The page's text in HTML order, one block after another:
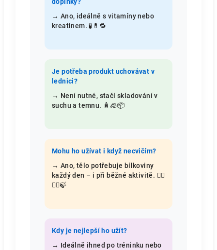
doplňky?
→ Ano, ideálně s vitamíny nebo
kreatinem. 🧪💊🔁
Je potřeba produkt uchovávat v
lednici?
→ Není nutné, stačí skladování v
suchu a temnu. 🧴🧊📦
Mohu ho užívat i když necvičím?
→ Ano, tělo potřebuje bílkoviny
každý den – i při běžné aktivitě. 🧘‍♀️
🚶‍♂️🍃
Kdy je nejlepší ho užít?
→ Ideálně ihned po tréninku nebo